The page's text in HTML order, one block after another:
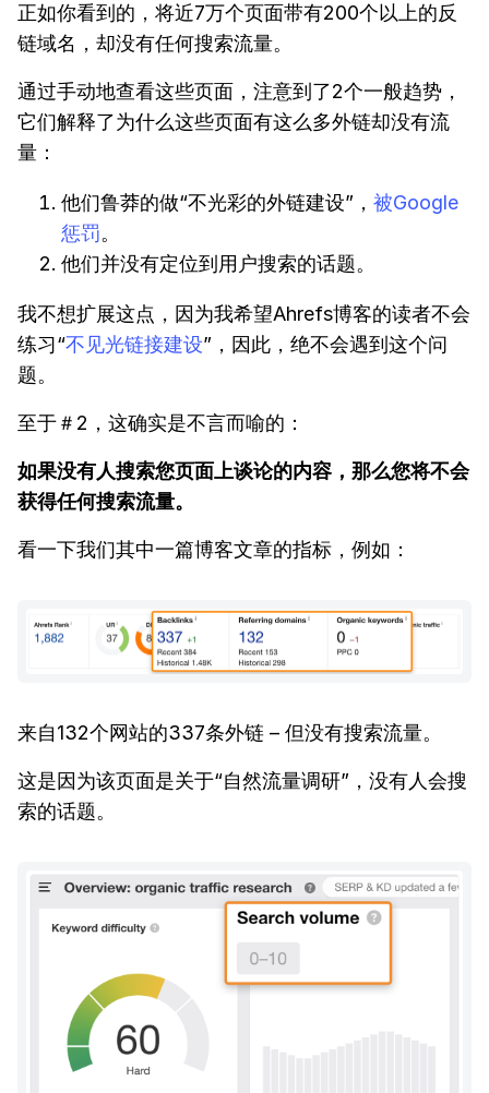
正如你看到的，将近7万个页面带有200个以上的反
链域名，却没有任何搜索流量。
通过手动地查看这些页面，注意到了2个一般趋势，
它们解释了为什么这些页面有这么多外链却没有流
量：
他们鲁莽的做“不光彩的外链建设”， 被Google
惩罚。
他们并没有定位到用户搜索的话题。
我不想扩展这点，因为我希望Ahrefs博客的读者不会
练习“不见光链接建设”，因此，绝不会遇到这个问
题。
至于＃2，这确实是不言而喻的：
如果没有人搜索您页面上谈论的内容，那么您将不会
获得任何搜索流量。
看一下我们其中一篇博客文章的指标，例如：
来自132个网站的337条外链 – 但没有搜索流量。
这是因为该页面是关于“自然流量调研”，没有人会搜
索的话题。